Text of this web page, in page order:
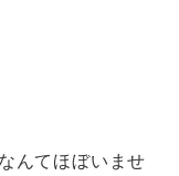
んてほぼいませ